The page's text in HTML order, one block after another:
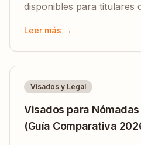
disponibles para titulares
Seychelles.
Leer más →
Visados y Legal
Visados para
(Guía Comparativa